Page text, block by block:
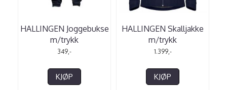
HALLINGEN Joggebukse
m/trykk
349,-
KJØP
HALLINGEN Skalljakke
m/trykk
1.399,-
KJØP